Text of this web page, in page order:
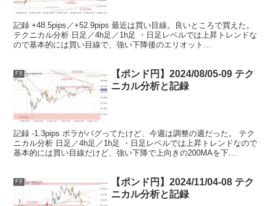
記録 +48.5pips／+52.9pips 最近は買い目線。良いところで買えた。
テクニカル分析 日足／4h足／1h足 ・日足レベルでは上昇トレンドな
ので基本的には買い目線で、強い下降後のエリオット...
FX
【ポンド円】2024/08/05-09 テク
ニカル分析と記録
記録 -1.3pips ボラがバグってたけど、今週は調整の週だった。 テク
ニカル分析 日足／4h足／1h足 ・日足レベルでは上昇トレンドなので
基本的には買い目線だけど、強い下降で上向きの200MAを下...
FX
【ポンド円】2024/11/04-08 テク
ニカル分析と記録